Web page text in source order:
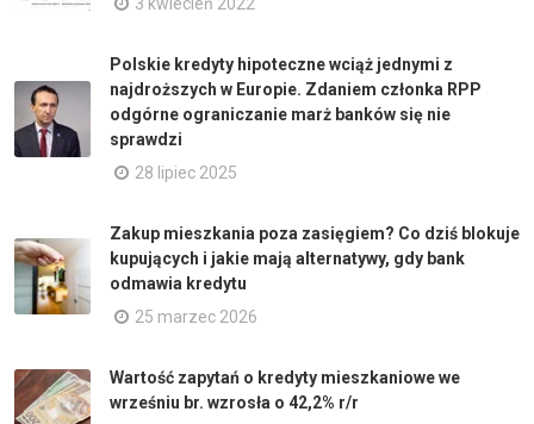
3 kwiecień 2022
Polskie kredyty hipoteczne wciąż jednymi z
najdroższych w Europie. Zdaniem członka RPP
odgórne ograniczanie marż banków się nie
sprawdzi
28 lipiec 2025
Zakup mieszkania poza zasięgiem? Co dziś blokuje
kupujących i jakie mają alternatywy, gdy bank
odmawia kredytu
25 marzec 2026
Wartość zapytań o kredyty mieszkaniowe we
wrześniu br. wzrosła o 42,2% r/r